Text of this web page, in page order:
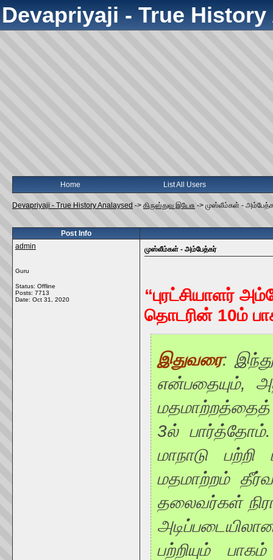
Devapriyaji - True
Home List All Users
Devapriyaji - True History Analaysed -> கிருஸ்துவ இயேசு -> முஸ்லீம்கள் -
Post Info
admin
Guru
Status: Offline
Posts: 7713
Date: Oct 31, 2020
முஸ்லீம்கள் - அம்பேத்கர்
“புரட்சியாளர்
தொடரின் 10ம்
இதுவரை:
என்பதையும்,
3ல் பார்த்தோம்.
மாநாடு
மதமாற்றம்
தலைவர்கள்
பற்றியும்